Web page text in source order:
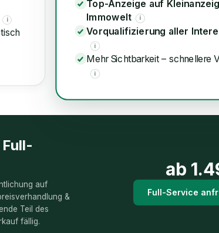
i
Top-Anzeige auf
Immowelt
i
Vorqualifizierung aller
i
Mehr Sichtbarkeit – schnellere
i
auf
&
Teil des
fällig.
ab
Full-Service